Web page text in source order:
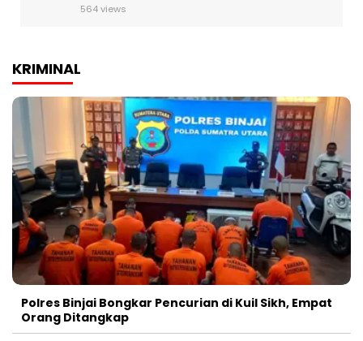
564 views
KRIMINAL
Polres Binjai Bongkar Pencurian di Kuil Sikh, Empat
Orang Ditangkap